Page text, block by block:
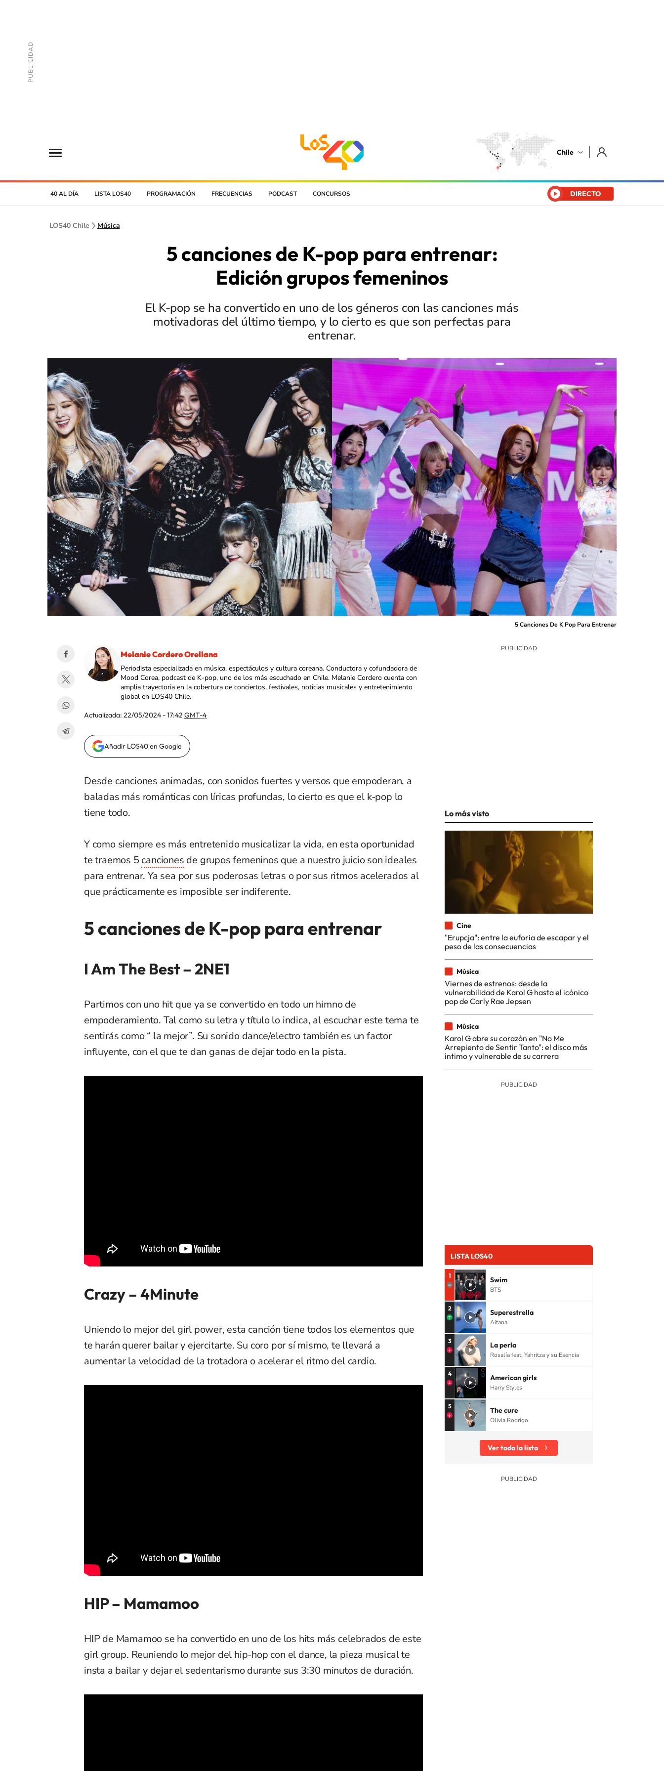
Chile
40 AL DÍA LISTA LOS40 PROGRAMACIÓN FRECUENCIAS PODCAST CONCURSOS DIRECTO
LOS40 Chile Música
5 canciones de K-pop para entrenar:
Edición grupos femeninos
El K-pop se ha convertido en uno de los géneros con las canciones más
motivadoras del último tiempo, y lo cierto es que son perfectas para
entrenar.
5 Canciones De K Pop Para Entrenar
Melanie Cordero Orellana
Periodista especializada en música, espectáculos y cultura coreana. Conductora y cofundadora de
Mood Corea, podcast de K-pop, uno de los más escuchado en Chile. Melanie Cordero cuenta con
amplia trayectoria en la cobertura de conciertos, festivales, noticias musicales y entretenimiento
global en LOS40 Chile.
Actualizada: 22/05/2024 - 17:42 GMT-4
Añadir LOS40 en Google
Desde canciones animadas, con sonidos fuertes y versos que empoderan, a
baladas más románticas con líricas profundas, lo cierto es que el k-pop lo
tiene todo.
Y como siempre es más entretenido musicalizar la vida, en esta oportunidad
te traemos 5 canciones de grupos femeninos que a nuestro juicio son ideales
para entrenar. Ya sea por sus poderosas letras o por sus ritmos acelerados al
que prácticamente es imposible ser indiferente.
5 canciones de K-pop para entrenar
I Am The Best – 2NE1
Partimos con uno hit que ya se convertido en todo un himno de
empoderamiento. Tal como su letra y título lo indica, al escuchar este tema te
sentirás como “ la mejor”. Su sonido dance/electro también es un factor
influyente, con el que te dan ganas de dejar todo en la pista.
Crazy – 4Minute
Uniendo lo mejor del girl power, esta canción tiene todos los elementos que
te harán querer bailar y ejercitarte. Su coro por sí mismo, te llevará a
aumentar la velocidad de la trotadora o acelerar el ritmo del cardio.
HIP – Mamamoo
HIP de Mamamoo se ha convertido en uno de los hits más celebrados de este
girl group. Reuniendo lo mejor del hip-hop con el dance, la pieza musical te
insta a bailar y dejar el sedentarismo durante sus 3:30 minutos de duración.
Lo más visto
Cine
"Erupcja": entre la euforia de escapar y el
peso de las consecuencias
Música
Viernes de estrenos: desde la
vulnerabilidad de Karol G hasta el icónico
pop de Carly Rae Jepsen
Música
Karol G abre su corazón en "No Me
Arrepiento de Sentir Tanto": el disco más
íntimo y vulnerable de su carrera
LISTA LOS40
1 Swim
BTS
2 Superestrella
Aitana
3 La perla
Rosalía feat. Yahritza y su Esencia
4 American girls
Harry Styles
5 The cure
Olivia Rodrigo
Ver toda la lista